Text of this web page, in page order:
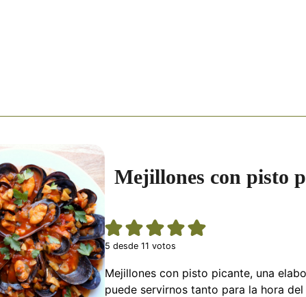
Mejillones con pisto
5 desde 11 votos
Mejillones con pisto picante, una
puede servirnos tanto para la hora